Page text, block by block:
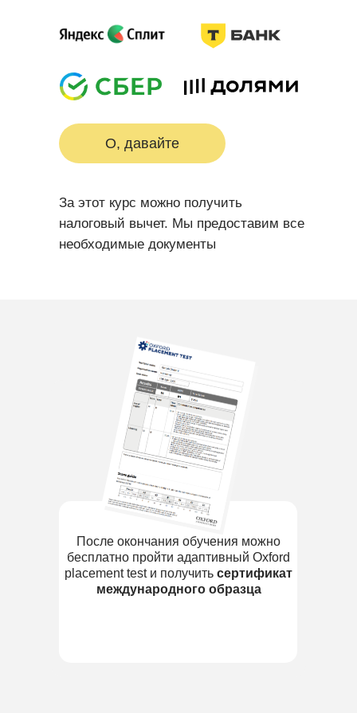
О, давайте
За этот курс можно получить
налоговый вычет. Мы предоставим все
необходимые документы
После окончания обучения можно
бесплатно пройти адаптивный Oxford
placement test и получить сертификат
международного образца